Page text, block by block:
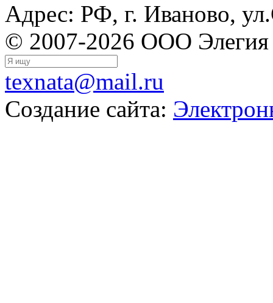
Адрес: РФ, г. Иваново,
© 2007-2026 ООО Элегия
texnata@mail.ru
Создание сайта: